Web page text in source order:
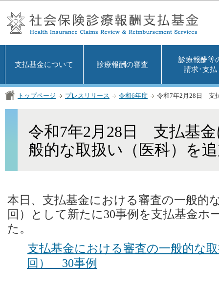
支払基金について 診療報酬の審査
診療報酬等
請求･支払
トップページ プレスリリース 令和6年度 令和7年2月28日 支
令和7年2月28日 支払基
般的な取扱い（医科）を
本日、支払基金における審査の一般的
回）として新たに30事例を支払基金ホ
た。
支払基金における審査の一般的な
回） 30事例